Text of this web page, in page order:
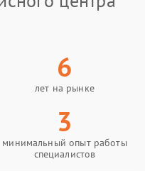
6
лет на рынке
3
минимальный опыт работы
специалистов